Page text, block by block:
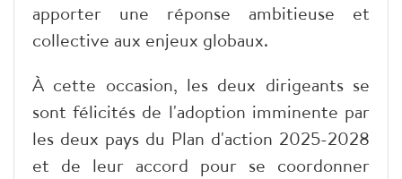
apporter une réponse ambitieuse et
collective aux enjeux globaux.
À cette occasion, les deux dirigeants se
sont félicités de l'adoption imminente par
les deux pays du Plan d'action 2025-2028
et de leur accord pour se coordonner